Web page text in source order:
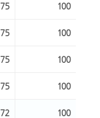
75 100
75 100
75 100
75 100
72 100